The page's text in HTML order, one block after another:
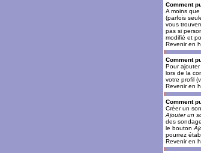
Comment
A moins
(parfois
vous
pas si
modifié et
Revenir en
Comment
Pour
lors de la
votre profil
Revenir en
Comment
Créer un
Ajouter un
des
le bouton
pourrez
Revenir en